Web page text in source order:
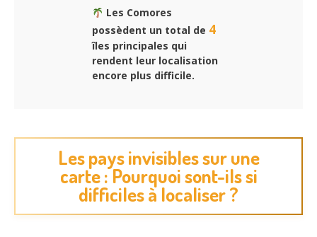
Les Comores
possèdent un total de 4
îles principales qui
rendent leur localisation
encore plus difficile.
Les pays invisibles sur une
carte : Pourquoi sont-ils si
difficiles à localiser ?